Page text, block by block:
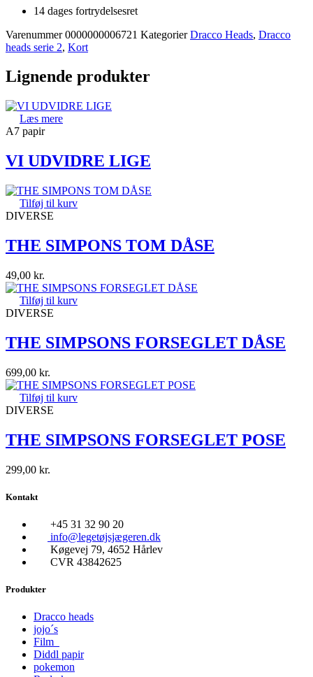
14 dages fortrydelsesret
Varenummer0000000006721 Kategorier Dracco Heads, Dracco
heads serie 2, Kort
Lignende produkter
Læs mere
A7 papir
VI UDVIDRE LIGE
Tilføj til kurv
DIVERSE
THE SIMPONS TOM DÅSE
49,00 kr.
Tilføj til kurv
DIVERSE
THE SIMPSONS FORSEGLET DÅSE
699,00 kr.
Tilføj til kurv
DIVERSE
THE SIMPSONS FORSEGLET POSE
299,00 kr.
Kontakt
+45 31 32 90 20
info@legetøjsjægeren.dk
Køgevej 79, 4652 Hårlev
CVR 43842625
Produkter
Dracco heads
jojo´s
Film
Diddl papir
pokemon